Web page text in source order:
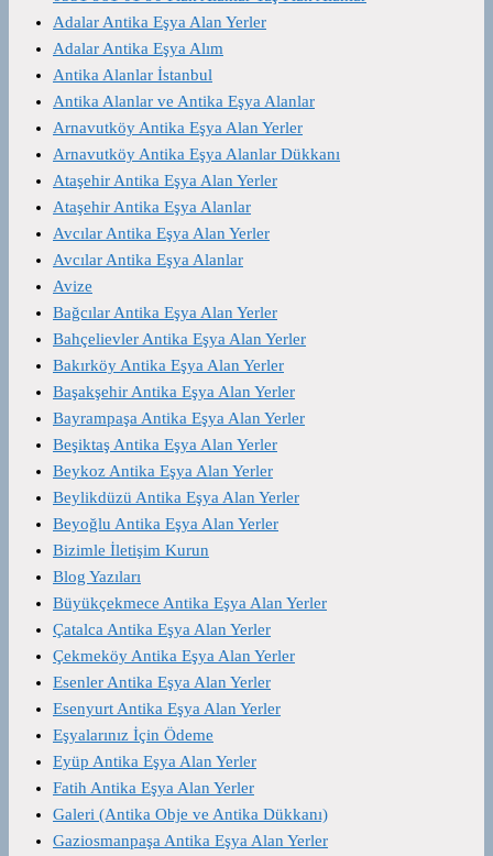
Adalar Antika Eşya Alan Yerler
Adalar Antika Eşya Alım
Antika Alanlar İstanbul
Antika Alanlar ve Antika Eşya Alanlar
Arnavutköy Antika Eşya Alan Yerler
Arnavutköy Antika Eşya Alanlar Dükkanı
Ataşehir Antika Eşya Alan Yerler
Ataşehir Antika Eşya Alanlar
Avcılar Antika Eşya Alan Yerler
Avcılar Antika Eşya Alanlar
Avize
Bağcılar Antika Eşya Alan Yerler
Bahçelievler Antika Eşya Alan Yerler
Bakırköy Antika Eşya Alan Yerler
Başakşehir Antika Eşya Alan Yerler
Bayrampaşa Antika Eşya Alan Yerler
Beşiktaş Antika Eşya Alan Yerler
Beykoz Antika Eşya Alan Yerler
Beylikdüzü Antika Eşya Alan Yerler
Beyoğlu Antika Eşya Alan Yerler
Bizimle İletişim Kurun
Blog Yazıları
Büyükçekmece Antika Eşya Alan Yerler
Çatalca Antika Eşya Alan Yerler
Çekmeköy Antika Eşya Alan Yerler
Esenler Antika Eşya Alan Yerler
Esenyurt Antika Eşya Alan Yerler
Eşyalarınız İçin Ödeme
Eyüp Antika Eşya Alan Yerler
Fatih Antika Eşya Alan Yerler
Galeri (Antika Obje ve Antika Dükkanı)
Gaziosmanpaşa Antika Eşya Alan Yerler